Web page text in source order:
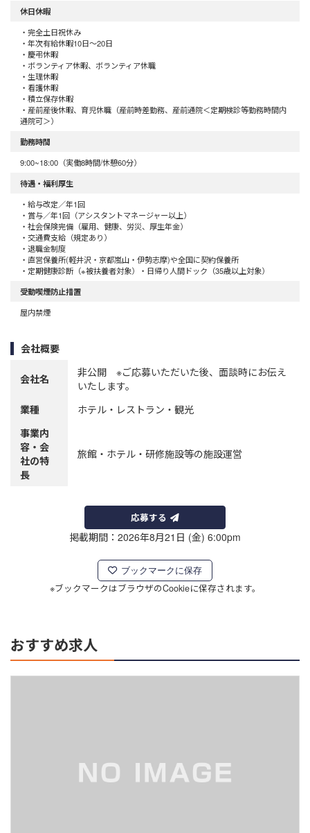
休日休暇
・完全土日祝休み
・年次有給休暇10日～20日
・慶弔休暇
・ボランティア休暇、ボランティア休職
・生理休暇
・看護休暇
・積立保存休暇
・産前産後休暇、育児休職（産前時差勤務、産前通院＜定期検診等勤務時間内
通院可＞）
勤務時間
9:00~18:00（実働8時間/休憩60分）
待遇・福利厚生
・給与改定／年1回
・賞与／年1回（アシスタントマネージャー以上）
・社会保険完備（雇用、健康、労災、厚生年金）
・交通費支給（規定あり）
・退職金制度
・直営保養所(軽井沢・京都嵐山・伊勢志摩)や全国に契約保養所
・定期健康診断（※被扶養者対象）・日帰り人間ドック（35歳以上対象）
受動喫煙防止措置
屋内禁煙
会社概要
会社名
非公開 ※ご応募いただいた後、面談時にお伝え
いたします。
業種
ホテル・レストラン・観光
事業内
容・会
社の特
長
旅館・ホテル・研修施設等の施設運営
応募する
掲載期間：2026年8月21日 (金) 6:00pm
ブックマークに保存
※ブックマークはブラウザのCookieに保存されます。
おすすめ求人